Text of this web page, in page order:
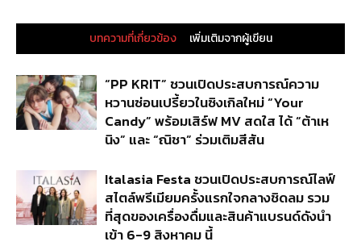
บทความที่เกี่ยวข้อง เพิ่มเติมจากผู้เขียน
“PP KRIT” ชวนเปิดประสบการณ์ความ
หวานซ่อนเปรี้ยวในซิงเกิลใหม่ “Your
Candy” พร้อมเสิร์ฟ MV สดใส ได้ “ต้าเห
นิง” และ “ณิชา” ร่วมเติมสีสัน
Italasia Festa ชวนเปิดประสบการณ์ไลฟ์
สไตล์พรีเมียมครั้งแรกใจกลางชิดลม รวม
ที่สุดของเครื่องดื่มและสินค้าแบรนด์ดังนำ
เข้า 6-9 สิงหาคม นี้